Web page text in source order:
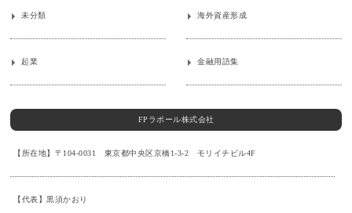
未分類 海外資産形成
起業 金融用語集
FPラポール株式会社
【所在地】〒104-0031 東京都中央区京橋1-3-2 モリイチビル4F
【代表】黒須かおり